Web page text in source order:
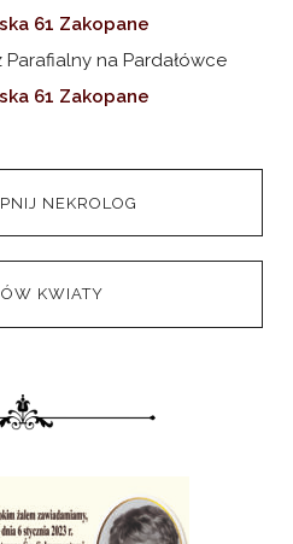
61 Zakopane
Parafialny na Pardałówce
61 Zakopane
NEKROLOG
KWIATY